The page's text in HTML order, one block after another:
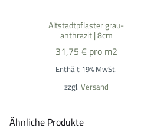
Altstadtpflaster grau-
anthrazit | 8cm
31,75 € pro m2
Enthält 19% MwSt.
zzgl. Versand
Ähnliche Produkte